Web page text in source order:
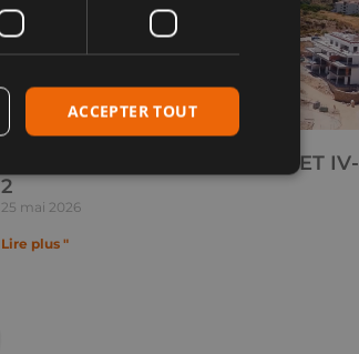
RPM MAI 2026 – PHASES IV-1 ET IV-
2
25 mai 2026
Lire plus "
ACCEPTER TOUT